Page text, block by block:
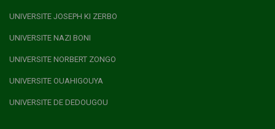
UNIVERSITE JOSEPH KI ZERBO
UNIVERSITE NAZI BONI
UNIVERSITE NORBERT ZONGO
UNIVERSITE OUAHIGOUYA
UNIVERSITE DE DEDOUGOU